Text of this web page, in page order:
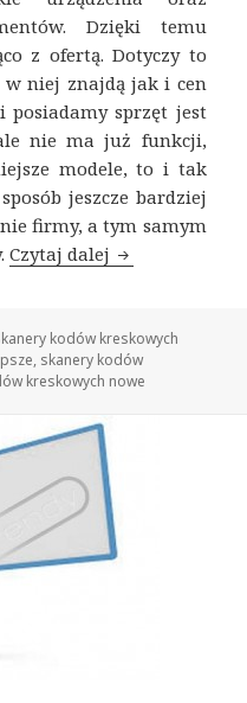
Dzięki temu
z ofertą. Dotyczy to
niej znajdą jak i cen
posiadamy sprzęt jest
nie ma już funkcji,
modele, to i tak
jeszcze bardziej
firmy, a tym samym
Czytaj dalej Skanery
kodów kreskowych
, skanery kodów
kreskowych nowe